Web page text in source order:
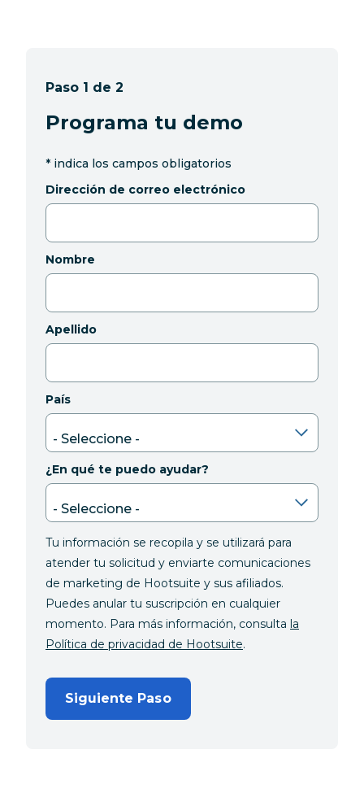
Paso 1 de 2
Programa tu demo
* indica los campos obligatorios
Dirección de correo electrónico
Nombre
Apellido
País
¿En qué te puedo ayudar?
Tu información se recopila y se utilizará para
atender tu solicitud y enviarte comunicaciones
de marketing de Hootsuite y sus afiliados.
Puedes anular tu suscripción en cualquier
momento. Para más información, consulta la
Política de privacidad de Hootsuite.
Siguiente Paso